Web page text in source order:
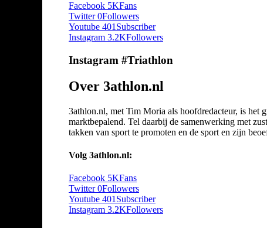
Facebook 5KFans
Twitter 0Followers
Youtube 401 Subscriber
Instagram 3.2KFollowers
Instagram #Triathlon
Over 3athlon.nl
3athlon.nl, met Tim Moria als hoofdredacteur, is het
marktbepalend. Tel daarbij de samenwerking met
takken van sport te promoten en de sport en zijn
Volg 3athlon.nl:
Facebook 5KFans
Twitter 0Followers
Youtube 401 Subscriber
Instagram 3.2KFollowers